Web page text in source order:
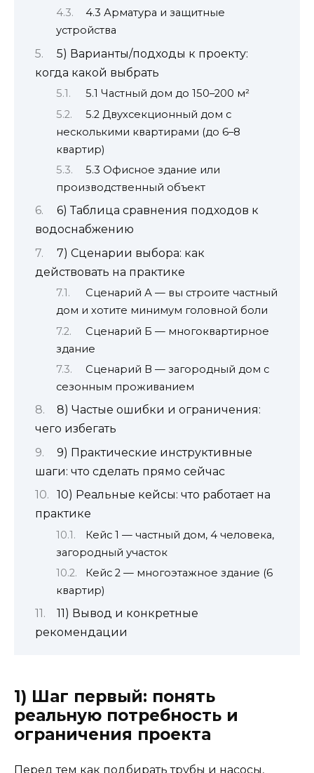
4.3 Арматура и защитные
устройства
5) Варианты/подходы к проекту:
когда какой выбрать
5.1 Частный дом до 150–200 м²
5.2 Двухсекционный дом с
несколькими квартирами (до 6–8
квартир)
5.3 Офисное здание или
производственный объект
6) Таблица сравнения подходов к
водоснабжению
7) Сценарии выбора: как
действовать на практике
Сценарий А — вы строите частный
дом и хотите минимум головной боли
Сценарий Б — многоквартирное
здание
Сценарий В — загородный дом с
сезонным проживанием
8) Частые ошибки и ограничения:
чего избегать
9) Практические инструктивные
шаги: что сделать прямо сейчас
10) Реальные кейсы: что работает на
практике
Кейс 1 — частный дом, 4 человека,
загородный участок
Кейс 2 — многоэтажное здание (6
квартир)
11) Вывод и конкретные
рекомендации
1) Шаг первый: понять
реальную потребность и
ограничения проекта
Перед тем как подбирать трубы и насосы,